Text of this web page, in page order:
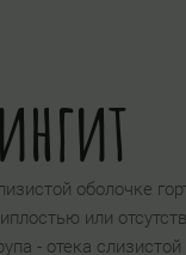
оболочке
или
- отека